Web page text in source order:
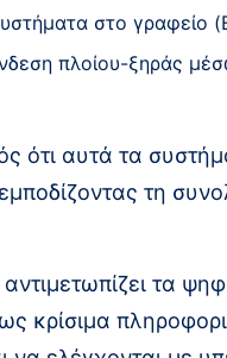
στο γραφείο
πλοίου-ξηράς
ότι αυτά τα
τη
τα
κρίσιμα